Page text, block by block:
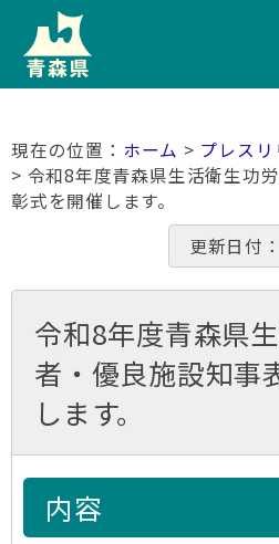
ホーム > プレスリ
> 令和8年度青森県生活衛生功
彰式を開催します。
更新日付
令和8年度青森県
者・優良施設知事
します。
内容